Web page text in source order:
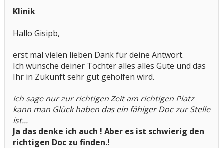
Klinik
Hallo Gisipb,
erst mal vielen lieben Dank für deine Antwort.
Ich wünsche deiner Tochter alles alles Gute und das
Ihr in Zukunft sehr gut geholfen wird.
Ich sage nur zur richtigen Zeit am richtigen Platz
kann man Glück haben das ein fähiger Doc zur Stelle
ist...
Ja das denke ich auch ! Aber es ist schwierig den
richtigen Doc zu finden.!